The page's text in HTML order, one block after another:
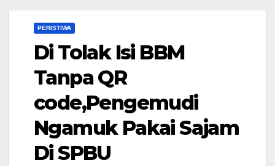
PERISTIWA
Di Tolak Isi BBM
Tanpa QR
code,Pengemudi
Ngamuk Pakai Sajam
Di SPBU